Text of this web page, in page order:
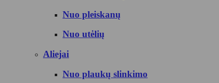
Nuo pleiskanų
Nuo utėlių
Aliejai
Nuo plaukų slinkimo